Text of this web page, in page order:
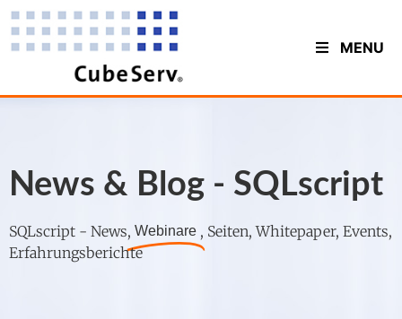
MENU
News & Blog - SQLscript
SQLscript - News, Webinare , Seiten, Whitepaper, Events,
Erfahrungsberichte